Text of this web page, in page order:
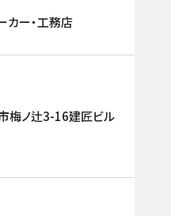
カー・工務店
梅ノ辻3-16建匠ビル